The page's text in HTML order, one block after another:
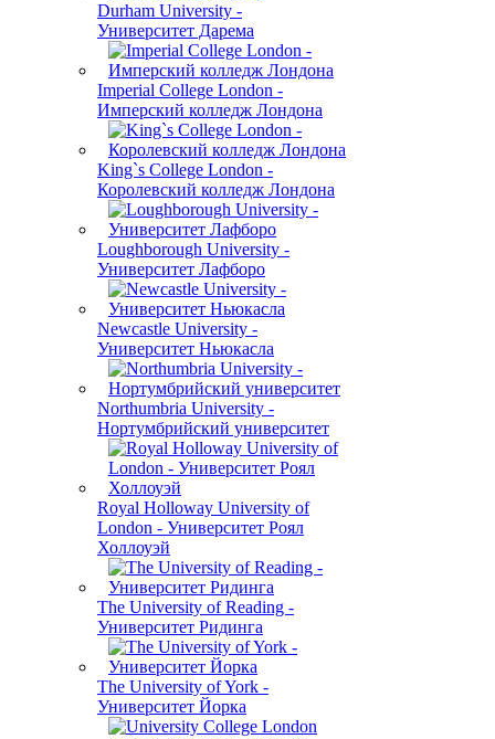
Durham University -
Университет Дарема
Imperial College London -
Имперский колледж Лондона
King`s College London -
Королевский колледж Лондона
Loughborough University -
Университет Лафборо
Newcastle University -
Университет Ньюкасла
Northumbria University -
Нортумбрийский университет
Royal Holloway University of
London - Университет Роял
Холлоуэй
The University of Reading -
Университет Ридинга
The University of York -
Университет Йорка